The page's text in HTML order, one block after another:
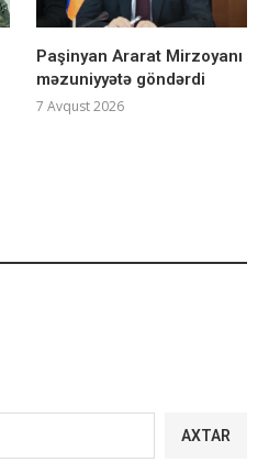
Paşinyan Ararat Mirzoyanı
məzuniyyətə göndərdi
7 Avqust 2026
AXTAR